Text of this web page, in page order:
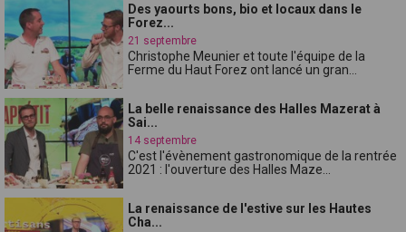
Des yaourts bons, bio et locaux dans le
Forez...
21 septembre
Christophe Meunier et toute l'équipe de la
Ferme du Haut Forez ont lancé un gran...
La belle renaissance des Halles Mazerat à
Sai...
14 septembre
C'est l'évènement gastronomique de la rentrée
2021 : l'ouverture des Halles Maze...
La renaissance de l'estive sur les Hautes
Cha...